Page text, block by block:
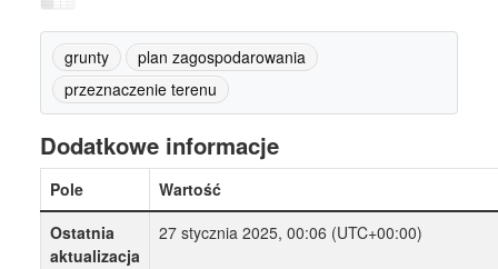
grunty
plan zagospodarowania
przeznaczenie terenu
Dodatkowe informacje
Pole
Wartość
Ostatnia
aktualizacja
27 stycznia 2025, 00:06 (UTC+00:00)